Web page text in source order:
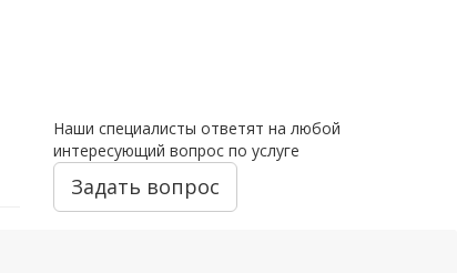
Наши специалисты ответят на любой
интересующий вопрос по услуге
Задать вопрос